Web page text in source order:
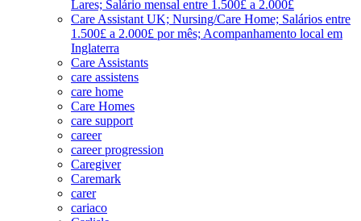
Lares; Salário mensal entre 1.500£ a 2.000£
Care Assistant UK; Nursing/Care Home; Salários entre
1.500£ a 2.000£ por mês; Acompanhamento local em
Inglaterra
Care Assistants
care assistens
care home
Care Homes
care support
career
career progression
Caregiver
Caremark
carer
cariaco